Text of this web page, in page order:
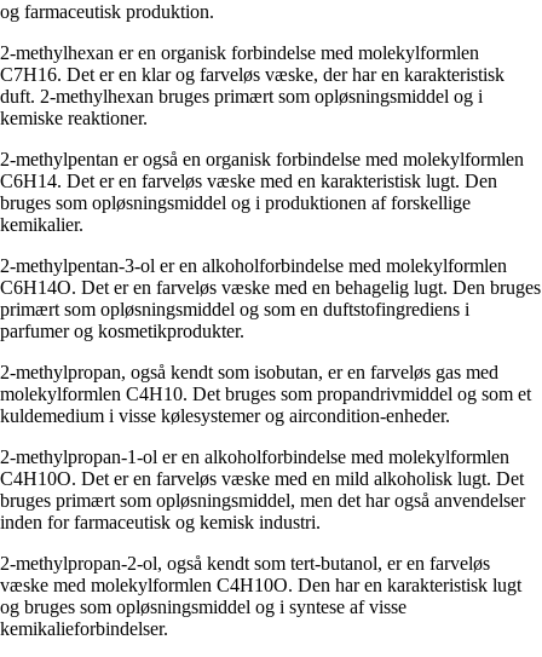
og farmaceutisk produktion.
2-methylhexan er en organisk forbindelse med molekylformlen
C7H16. Det er en klar og farveløs væske, der har en karakteristisk
duft. 2-methylhexan bruges primært som opløsningsmiddel og i
kemiske reaktioner.
2-methylpentan er også en organisk forbindelse med molekylformlen
C6H14. Det er en farveløs væske med en karakteristisk lugt. Den
bruges som opløsningsmiddel og i produktionen af forskellige
kemikalier.
2-methylpentan-3-ol er en alkoholforbindelse med molekylformlen
C6H14O. Det er en farveløs væske med en behagelig lugt. Den bruges
primært som opløsningsmiddel og som en duftstofingrediens i
parfumer og kosmetikprodukter.
2-methylpropan, også kendt som isobutan, er en farveløs gas med
molekylformlen C4H10. Det bruges som propandrivmiddel og som et
kuldemedium i visse kølesystemer og aircondition-enheder.
2-methylpropan-1-ol er en alkoholforbindelse med molekylformlen
C4H10O. Det er en farveløs væske med en mild alkoholisk lugt. Det
bruges primært som opløsningsmiddel, men det har også anvendelser
inden for farmaceutisk og kemisk industri.
2-methylpropan-2-ol, også kendt som tert-butanol, er en farveløs
væske med molekylformlen C4H10O. Den har en karakteristisk lugt
og bruges som opløsningsmiddel og i syntese af visse
kemikalieforbindelser.